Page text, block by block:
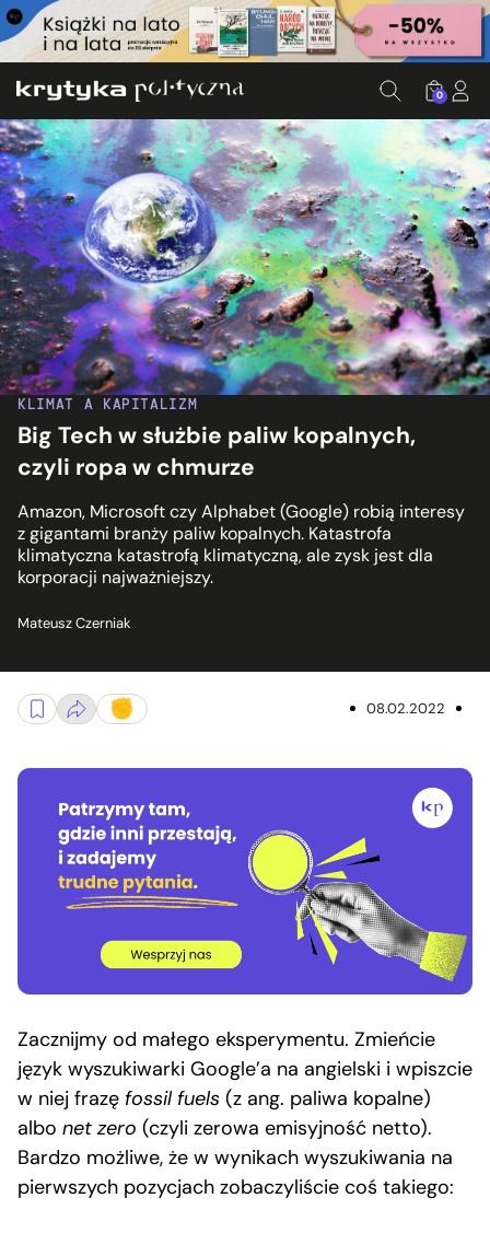
0
KLIMAT A KAPITALIZM
Big Tech w służbie paliw kopalnych,
czyli ropa w chmurze
Amazon, Microsoft czy Alphabet (Google) robią interesy
z gigantami branży paliw kopalnych. Katastrofa
klimatyczna katastrofą klimatyczną, ale zysk jest dla
korporacji najważniejszy.
Mateusz Czerniak
Fot. Lance Page/Truthout/flickr.com
08.02.2022
Zacznijmy od małego eksperymentu. Zmieńcie
język wyszukiwarki Google’a na angielski i wpiszcie
w niej frazę fossil fuels (z ang. paliwa kopalne)
albo net zero (czyli zerowa emisyjność netto).
Bardzo możliwe, że w wynikach wyszukiwania na
pierwszych pozycjach zobaczyliście coś takiego: